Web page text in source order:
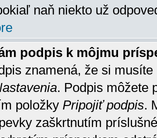
naň niekto už
podpis k môjmu
znamená, že si
. Podpis môžete
položky Pripojiť podpis.
zaškrtnutím